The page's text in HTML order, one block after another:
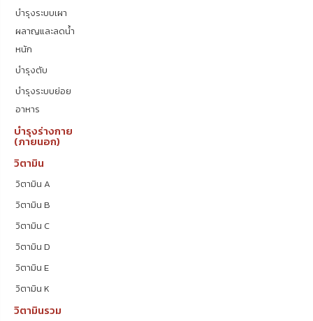
บำรุงระบบเผา
ผลาญและลดน้ำ
หนัก
บำรุงตับ
บำรุงระบบย่อย
อาหาร
บำรุงร่างกาย
(ภายนอก)
วิตามิน
วิตามิน A
วิตามิน B
วิตามิน C
วิตามิน D
วิตามิน E
วิตามิน K
วิตามินรวม